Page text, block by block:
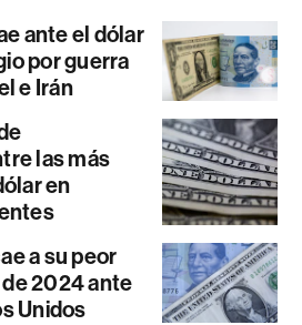
ante el dólar
por guerra
e Irán
las más
en
a su peor
2024 ante
Unidos